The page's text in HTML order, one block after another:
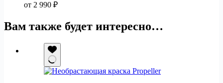
от 2 990 ₽
Вам также будет интересно…